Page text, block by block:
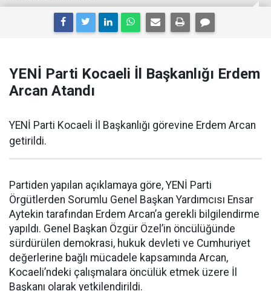
YENİ Parti Kocaeli İl Başkanlığı Erdem
Arcan Atandı
YENİ Parti Kocaeli İl Başkanlığı görevine Erdem Arcan
getirildi.
Partiden yapılan açıklamaya göre, YENİ Parti
Örgütlerden Sorumlu Genel Başkan Yardımcısı Ensar
Aytekin tarafından Erdem Arcan’a gerekli bilgilendirme
yapıldı. Genel Başkan Özgür Özel’in öncülüğünde
sürdürülen demokrasi, hukuk devleti ve Cumhuriyet
değerlerine bağlı mücadele kapsamında Arcan,
Kocaeli’ndeki çalışmalara öncülük etmek üzere İl
Başkanı olarak yetkilendirildi.